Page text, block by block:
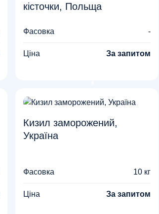
кісточки, Польща
Фасовка -
Ціна За запитом
Кизил заморожений,
Україна
Фасовка 10 кг
Ціна За запитом